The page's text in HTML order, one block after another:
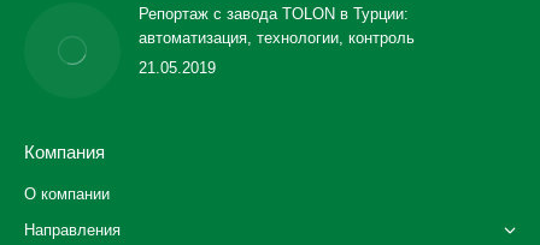
Репортаж с завода TOLON в Турции:
автоматизация, технологии, контроль
21.05.2019
Компания
О компании
Направления